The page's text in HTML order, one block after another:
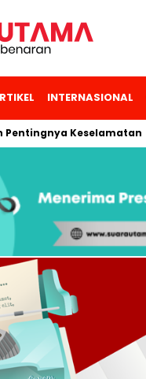
INTERNASIONAL
Keselamatan